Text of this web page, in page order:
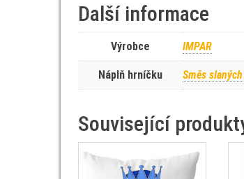
Další informace
Výrobce IMPAR
Náplň hrníčku Směs
Související